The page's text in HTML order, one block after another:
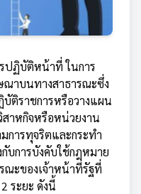
ปฏิบัติหน้าที่ ในการ
ณาบนทางสาธารณะซึ่ง
ติราชการหรือวางแผน
สาหกิจหรือหน่วยงาน
การทุจริตและกระทำ
บการบังคับใช้กฎหมาย
ณะของเจ้าหน้าที่รัฐที่
ระยะ ดังนี้